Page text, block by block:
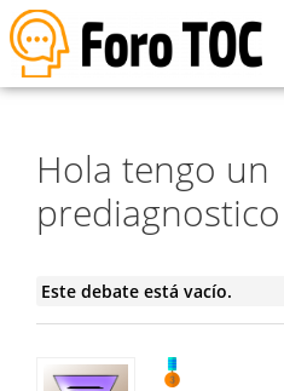
Hola tengo un
Este debate está vacío.